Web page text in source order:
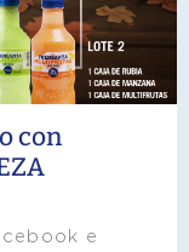
con
e